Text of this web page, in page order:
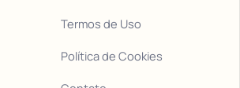
Termos de Uso
Política de Cookies